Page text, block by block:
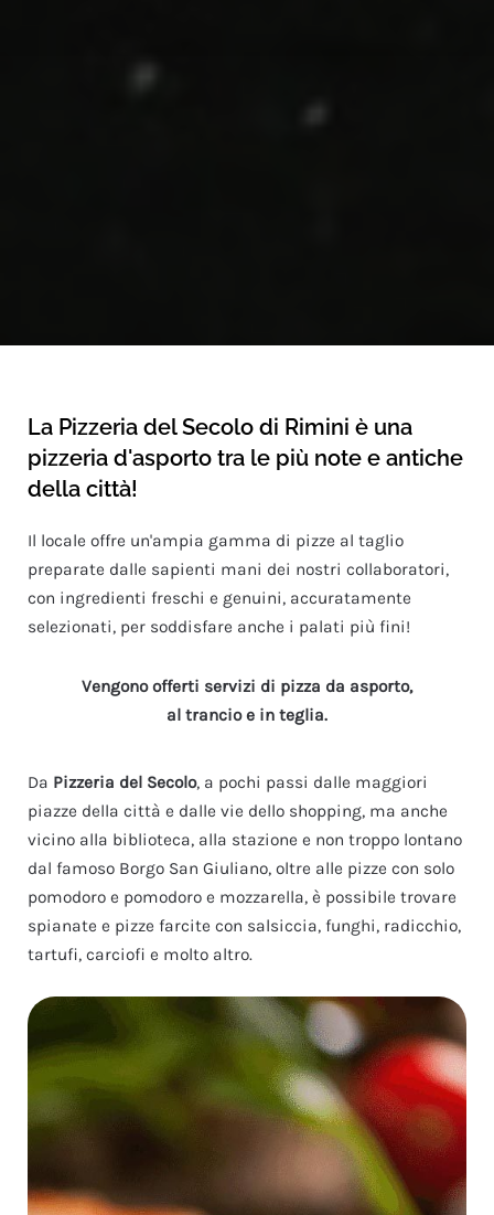
La Pizzeria del Secolo di Rimini è una
pizzeria d'asporto tra le più note e antiche
della città!
Il locale offre un'ampia gamma di pizze al taglio
preparate dalle sapienti mani dei nostri collaboratori,
con ingredienti freschi e genuini, accuratamente
selezionati, per soddisfare anche i palati più fini!
Vengono offerti servizi di pizza da asporto,
al trancio e in teglia.
Da Pizzeria del Secolo, a pochi passi dalle maggiori
piazze della città e dalle vie dello shopping, ma anche
vicino alla biblioteca, alla stazione e non troppo lontano
dal famoso Borgo San Giuliano, oltre alle pizze con solo
pomodoro e pomodoro e mozzarella, è possibile trovare
spianate e pizze farcite con salsiccia, funghi, radicchio,
tartufi, carciofi e molto altro.